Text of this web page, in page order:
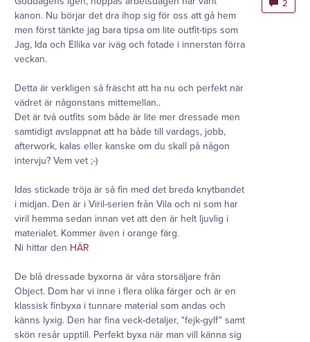
kanon. Nu börjar det dra ihop sig för oss att gå hem
men först tänkte jag bara tipsa om lite outfit-tips som
Jag, Ida och Ellika var iväg och fotade i innerstan förra
veckan.
Detta är verkligen så fräscht att ha nu och perfekt när
vädret är någonstans mittemellan..
Det är två outfits som både är lite mer dressade men
samtidigt avslappnat att ha både till vardags, jobb,
afterwork, kalas eller kanske om du skall på någon
intervju? Vem vet ;-)
Idas stickade tröja är så fin med det breda knytbandet
i midjan. Den är i Viril-serien från Vila och ni som har
viril hemma sedan innan vet att den är helt ljuvlig i
materialet. Kommer även i orange färg.
Ni hittar den HÄR
De blå dressade byxorna är våra storsäljare från
Object. Dom har vi inne i flera olika färger och är en
klassisk finbyxa i tunnare material som andas och
känns lyxig. Den har fina veck-detaljer, "fejk-gylf" samt
skön resår upptill. Perfekt byxa när man vill känna sig
2